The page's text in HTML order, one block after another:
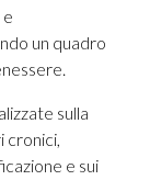
un quadro
sulla
cronici,
e sui